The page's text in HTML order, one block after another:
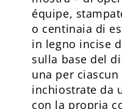
équipe,
o centinaia di
in legno incise
sulla base del
una per
inchiostrate da
con la propria